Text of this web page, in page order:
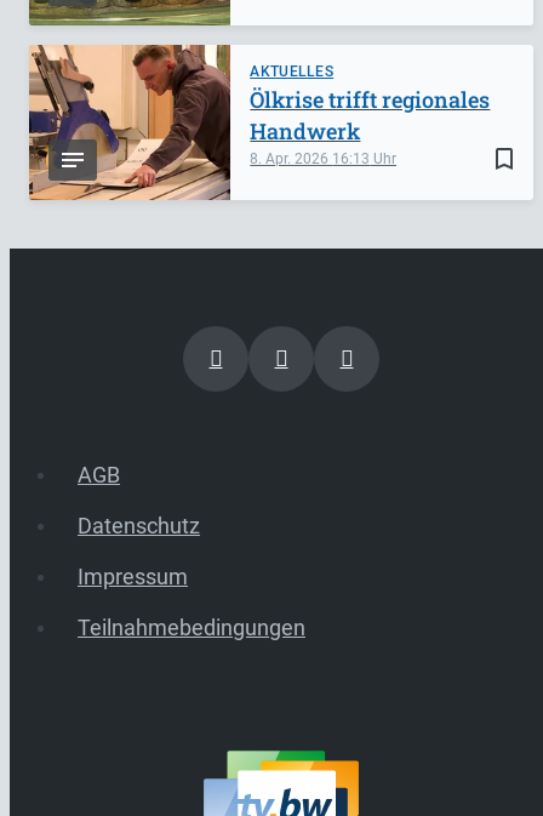
AKTUELLES
bookmark_border
8. Apr. 2026 16:13
Ölkrise trifft regionales
Handwerk
AGB
Datenschutz
Impressum
Teilnahmebedingungen